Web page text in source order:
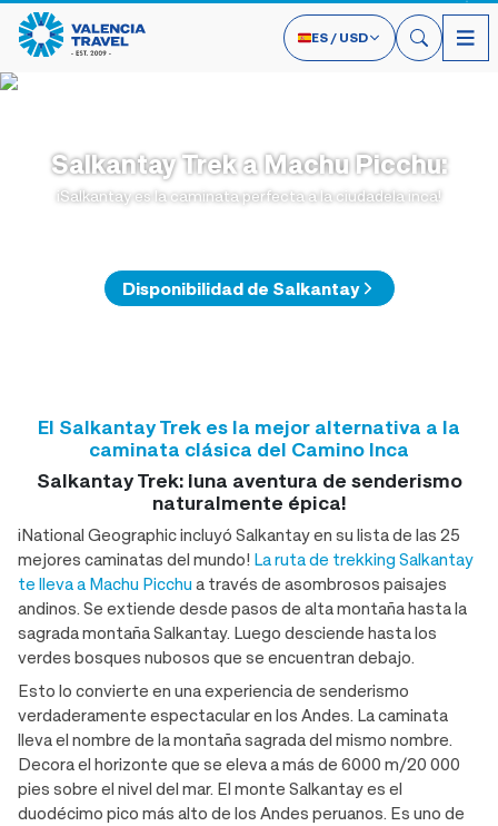
ES / USD
Salkantay Trek a Machu Picchu:
¡Salkantay es la caminata perfecta a la ciudadela inca!
Disponibilidad de Salkantay
El Salkantay Trek es la mejor alternativa a la
caminata clásica del Camino Inca
Salkantay Trek: ¡una aventura de senderismo
naturalmente épica!
¡National Geographic incluyó Salkantay en su lista de las 25
mejores caminatas del mundo! La ruta de trekking Salkantay
te lleva a Machu Picchu a través de asombrosos paisajes
andinos. Se extiende desde pasos de alta montaña hasta la
sagrada montaña Salkantay. Luego desciende hasta los
verdes bosques nubosos que se encuentran debajo.
Esto lo convierte en una experiencia de senderismo
verdaderamente espectacular en los Andes. La caminata
lleva el nombre de la montaña sagrada del mismo nombre.
Decora el horizonte que se eleva a más de 6000 m/20 000
pies sobre el nivel del mar. El monte Salkantay es el
duodécimo pico más alto de los Andes peruanos. Es uno de